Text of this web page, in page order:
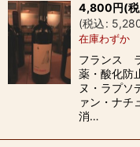
4,800円(
(税込:
在庫わずか
フランス
薬・酸化防
ヌ・ラプソ
ァン・ナチ
消…